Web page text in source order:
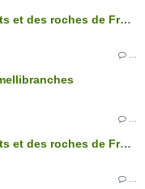
Clés de détermination des êtres vivants et des roches de France - 3ème édition
…
Clés de détermination des êtres vivants et des roches de France - 3ème édition